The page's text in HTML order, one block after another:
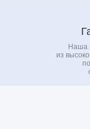
Наша
из